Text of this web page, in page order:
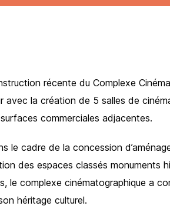
récente du Complexe
avec la création de 5 salles de
commerciales adjacentes.
le cadre de la concession
des espaces classés monuments
le complexe cinématographique a
héritage culturel.